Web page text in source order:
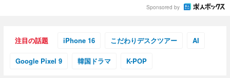
Sponsored by
注目の話題 iPhone 16 こだわりデスクツアー AI
Google Pixel 9 韓国ドラマ K-POP